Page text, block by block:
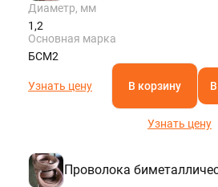
Диаметр, мм
1,2
Основная марка
БСМ2
Узнать цену В корзину
Узнать цену
Проволока